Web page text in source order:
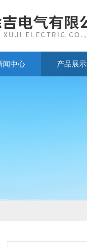
闻中心 产品展示